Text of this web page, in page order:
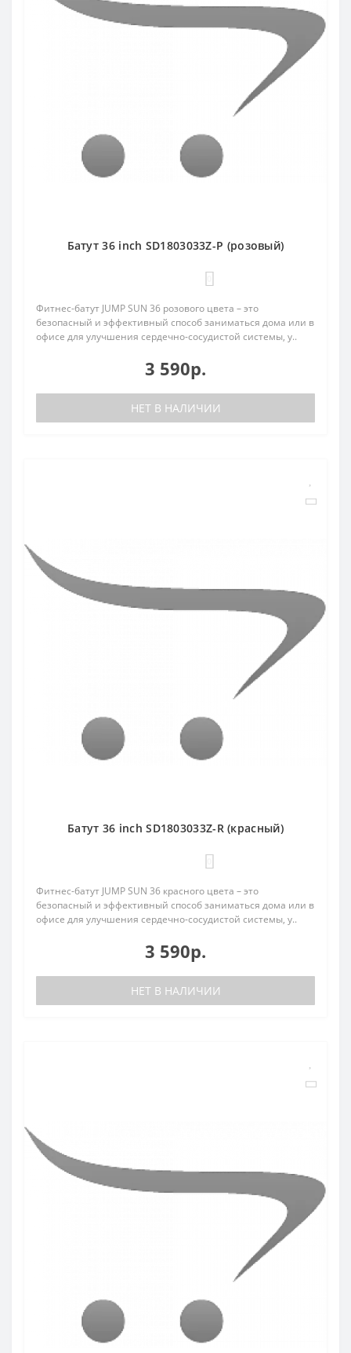
Батут 36 inch SD1803033Z-P (розовый)
Фитнес-батут JUMP SUN 36 розового цвета – это
безопасный и эффективный способ заниматься дома или в
офисе для улучшения сердечно-сосудистой системы, у..
3 590р.
НЕТ В НАЛИЧИИ
Батут 36 inch SD1803033Z-R (красный)
Фитнес-батут JUMP SUN 36 красного цвета – это
безопасный и эффективный способ заниматься дома или в
офисе для улучшения сердечно-сосудистой системы, у..
3 590р.
НЕТ В НАЛИЧИИ